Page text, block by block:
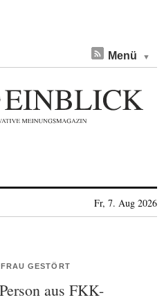
Menü
Fr, 7. Aug 2026
GESTÖRT
aus FKK-